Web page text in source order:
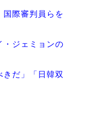
国際審判員らを
・ジェミョンの
だ」「日韓双